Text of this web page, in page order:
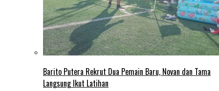
Barito Putera Rekrut Dua Pemain Baru, Novan dan Tama
Langsung Ikut Latihan